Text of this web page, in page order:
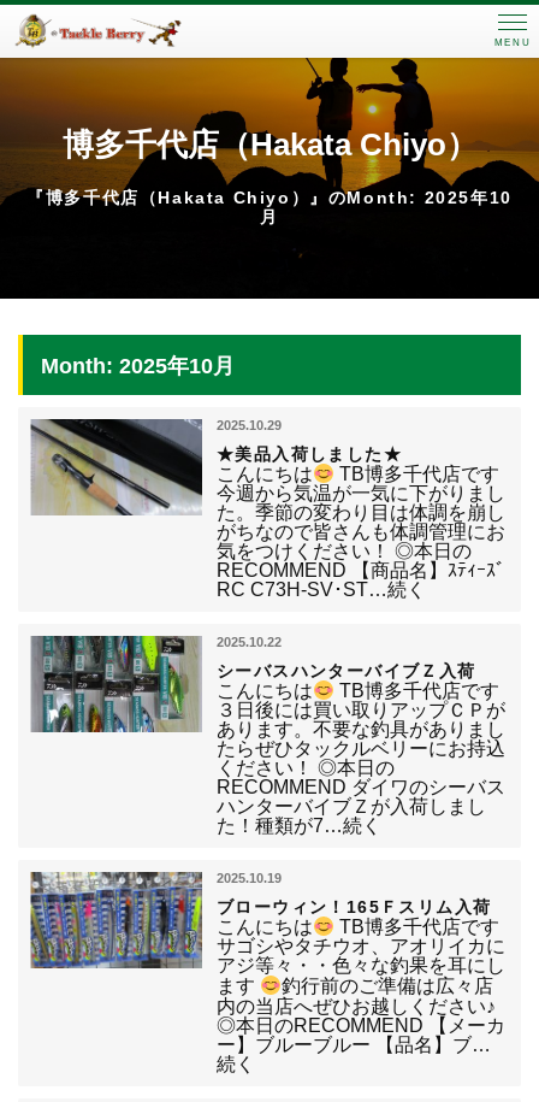
MENU
博多千代店（Hakata Chiyo）
『博多千代店（Hakata Chiyo）』のMonth: 2025年10
月
Month: 2025年10月
2025.10.29
★美品入荷しました★
こんにちは
TB博多千代店です
今週から気温が一気に下がりまし
た。季節の変わり目は体調を崩し
がちなので皆さんも体調管理にお
気をつけください！ ◎本日の
RECOMMEND 【商品名】ｽﾃｨｰｽﾞ
RC C73H-SV･ST…続く
2025.10.22
シーバスハンターバイブＺ入荷
こんにちは
TB博多千代店です
３日後には買い取りアップＣＰが
あります。不要な釣具がありまし
たらぜひタックルベリーにお持込
ください！ ◎本日の
RECOMMEND ダイワのシーバス
ハンターバイブＺが入荷しまし
た！種類が7…続く
2025.10.19
ブローウィン！165Ｆスリム入荷
こんにちは
TB博多千代店です
サゴシやタチウオ、アオリイカに
アジ等々・・色々な釣果を耳にし
ます
釣行前のご準備は広々店
内の当店へぜひお越しください♪
◎本日のRECOMMEND 【メーカ
ー】ブルーブルー 【品名】ブ…
続く